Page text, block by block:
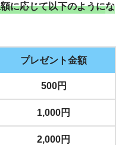
に応じて以下のようにな
プレゼント金額
500円
1,000円
2,000円